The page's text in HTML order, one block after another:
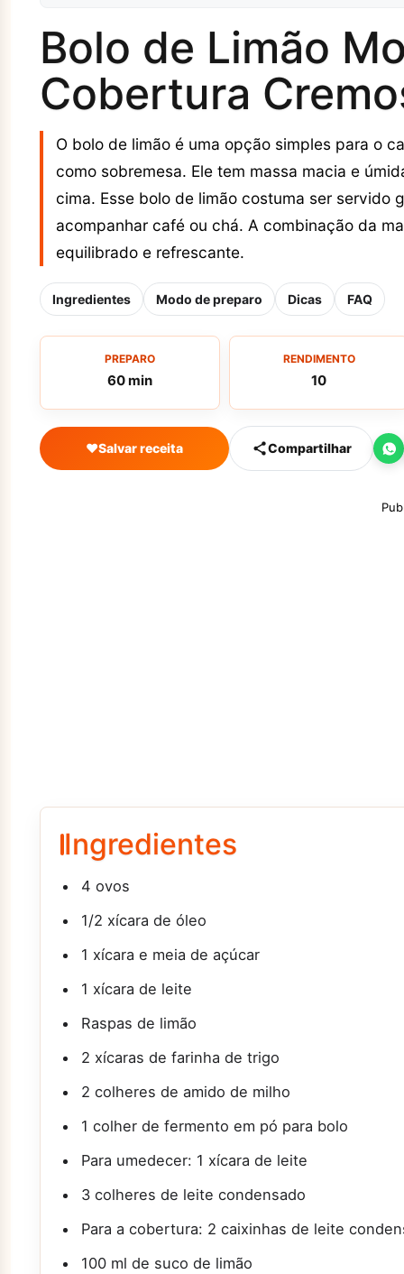
Bolo de Limão
Cobertura
O bolo de limão é uma opção simples para o
como sobremesa. Ele tem massa macia e
cima. Esse bolo de limão costuma ser
acompanhar café ou chá. A combinação da
equilibrado e refrescante.
Ingredientes Modo de preparo Dicas FAQ
PREPARO
60 min
RENDIMENTO
10
♥Salvar receita Compartilhar
Ingredientes
4 ovos
1/2 xícara de óleo
1 xícara e meia de açúcar
1 xícara de leite
Raspas de limão
2 xícaras de farinha de trigo
2 colheres de amido de milho
1 colher de fermento em pó para bolo
Para umedecer: 1 xícara de leite
3 colheres de leite condensado
Para a cobertura: 2 caixinhas de leite
100 ml de suco de limão